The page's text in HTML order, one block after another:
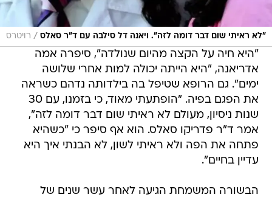
"לא ראיתי שום דבר דומה לזה". ויאנה דל סילבה עם ד"ר סאלס / רויטרס
"היא חיה על הקצה מהיום שנולדה", סיפרה אמה
אדריאנה, "היא הייתה יכולה למות אחרי שלושה
ימים". גם הרופא שטיפל בה בילדותה נדהם כשראה
את הפגם בפיה. "הופתעתי מאוד, כי בזמנו, עם 30
שנות ניסיון, מעולם לא ראיתי שום דבר דומה לזה",
אמר ד"ר פדריקו סאלס. הוא אף סיפר כי "כשהיא
פתחה את הפה ולא ראיתי לשון, לא הבנתי איך היא
עדיין בחיים".
הבשורה המשמחת הגיעה לאחר עשר שנים של